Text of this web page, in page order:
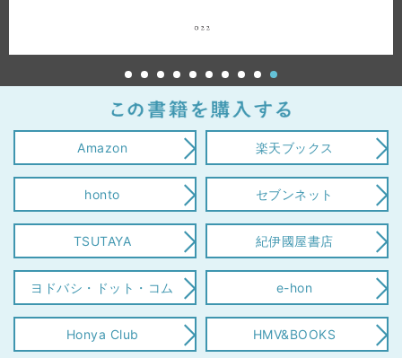
Amazon 楽天ブックス
honto セブンネット
TSUTAYA 紀伊國屋書店
ヨドバシ・ドット・コム e-hon
Honya Club HMV&BOOKS